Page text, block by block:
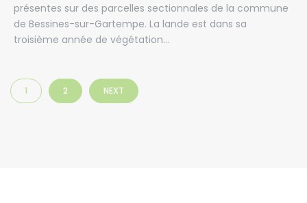
présentes sur des parcelles sectionnales de la commune
de Bessines-sur-Gartempe. La lande est dans sa
troisième année de végétation...
1 2 NEXT